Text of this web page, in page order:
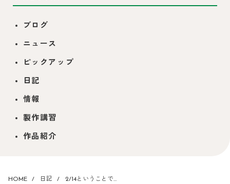
ブログ
ニュース
ピックアップ
日記
情報
製作講習
作品紹介
HOME 日記 2/14ということで…